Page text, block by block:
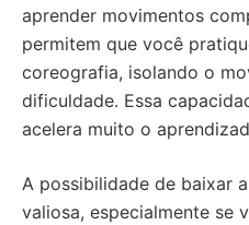
aprender movimentos
permitem que você
coreografia, isolando o
dificuldade. Essa
acelera muito o
A possibilidade de baixar
valiosa, especialmente se